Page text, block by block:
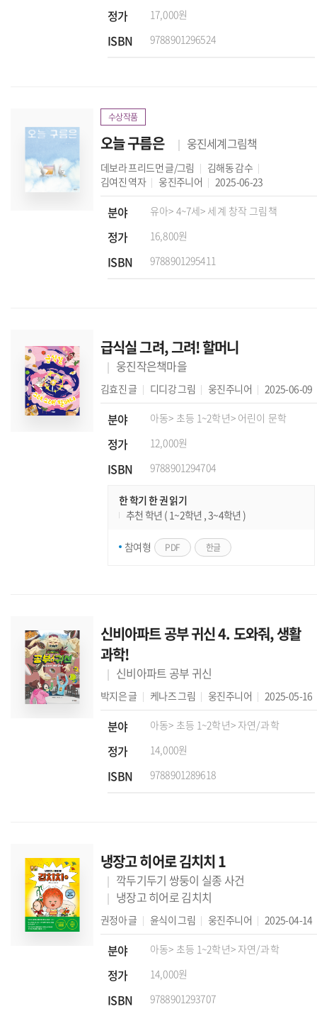
정가 17,000원
ISBN 9788901296524
수상작품
오늘 구름은 웅진세계그림책
데보라 프리드먼 글/그림 김해동감수
김여진 역자 웅진주니어 2025-06-23
분야 유아> 4~7세> 세계 창작 그림책
정가 16,800원
ISBN 9788901295411
급식실 그려, 그려! 할머니
웅진작은책마을
김효진 글 디디강그림 웅진주니어 2025-06-09
분야 아동> 초등 1~2학년> 어린이 문학
정가 12,000원
ISBN 9788901294704
한 학기 한 권 읽기
추천 학년 ( 1~2학년 , 3~4학년 )
참여형 PDF 한글
신비아파트 공부 귀신 4. 도와줘, 생활
과학!
신비아파트 공부 귀신
박지은글 케나즈그림 웅진주니어 2025-05-16
분야 아동> 초등 1~2학년> 자연/과학
정가 14,000원
ISBN 9788901289618
냉장고 히어로 김치치 1
깍두기두기 쌍둥이 실종 사건
냉장고 히어로 김치치
권정아글 윤식이그림 웅진주니어 2025-04-14
분야 아동> 초등 1~2학년> 자연/과학
정가 14,000원
ISBN 9788901293707